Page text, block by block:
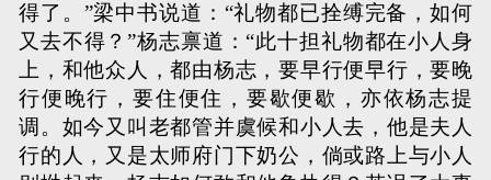
得了。”梁中书说道：“礼物都已拴缚完备，如何
又去不得？”杨志禀道：“此十担礼物都在小人身
上，和他众人，都由杨志，要早行便早行，要晚
行便晚行，要住便住，要歇便歇，亦依杨志提
调。如今又叫老都管并虞候和小人去，他是夫人
行的人，又是太师府门下奶公，倘或路上与小人